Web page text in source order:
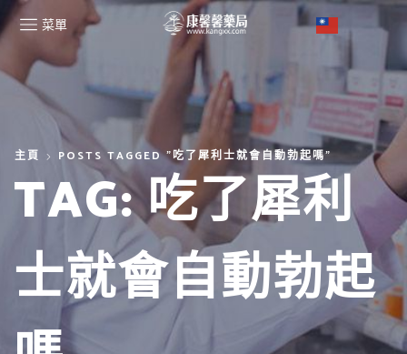
菜單
主頁 POSTS TAGGED "吃了犀利士就會自動勃起嗎"
TAG: 吃了犀利
士就會自動勃起